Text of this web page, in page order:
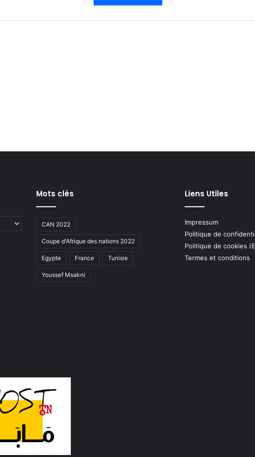
Mots clés
CAN 2022
Coupe d'Afrique des nations 2022
Egypte France Tunisie
Youssef Msakni
Liens Utiles
Impressum
Politique de
Politique de cookies
Termes et conditions